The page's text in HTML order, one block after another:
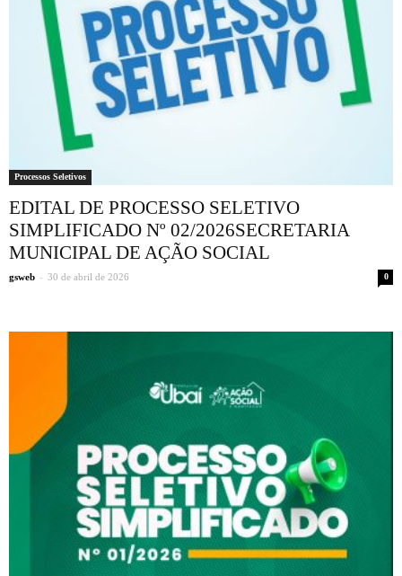
Processos Seletivos
EDITAL DE PROCESSO SELETIVO
SIMPLIFICADO Nº 02/2026SECRETARIA
MUNICIPAL DE AÇÃO SOCIAL
gsweb - 30 de abril de 2026 0